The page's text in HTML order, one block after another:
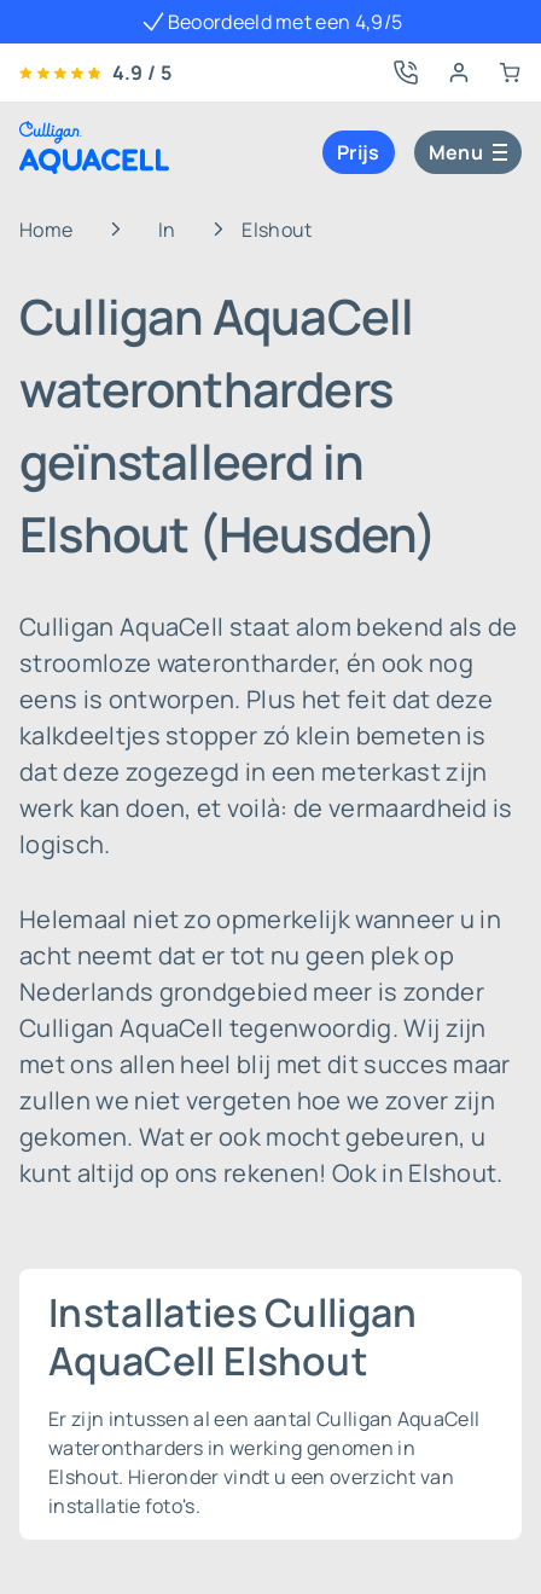
Beoordeeld met een 4,9/5
4.9 / 5
Prijs Menu
Home In Elshout
Culligan AquaCell
waterontharders
geïnstalleerd in
Elshout (Heusden)
Culligan AquaCell staat alom bekend als de
stroomloze waterontharder, én ook nog
eens is ontworpen. Plus het feit dat deze
kalkdeeltjes stopper zó klein bemeten is
dat deze zogezegd in een meterkast zijn
werk kan doen, et voilà: de vermaardheid is
logisch.
Helemaal niet zo opmerkelijk wanneer u in
acht neemt dat er tot nu geen plek op
Nederlands grondgebied meer is zonder
Culligan AquaCell tegenwoordig. Wij zijn
met ons allen heel blij met dit succes maar
zullen we niet vergeten hoe we zover zijn
gekomen. Wat er ook mocht gebeuren, u
kunt altijd op ons rekenen! Ook in Elshout.
Installaties Culligan
AquaCell Elshout
Er zijn intussen al een aantal Culligan AquaCell
waterontharders in werking genomen in
Elshout. Hieronder vindt u een overzicht van
installatie foto's.